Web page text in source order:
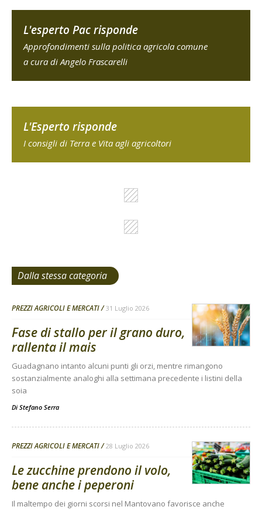
L'esperto Pac risponde
Approfondimenti sulla politica agricola comune
a cura di Angelo Frascarelli
L'Esperto risponde
I consigli di Terra e Vita agli agricoltori
Dalla stessa categoria
PREZZI AGRICOLI E MERCATI 31 Luglio 2026
Fase di stallo per il grano duro,
rallenta il mais
Guadagnano intanto alcuni punti gli orzi, mentre rimangono
sostanzialmente analoghi alla settimana precedente i listini della
soia
Di Stefano Serra
PREZZI AGRICOLI E MERCATI 28 Luglio 2026
Le zucchine prendono il volo,
bene anche i peperoni
Il maltempo dei giorni scorsi nel Mantovano favorisce anche